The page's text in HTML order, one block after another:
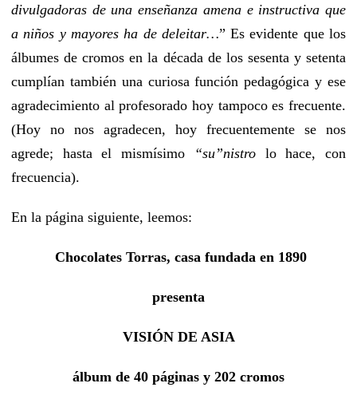
divulgadoras de una enseñanza amena e instructiva que
a niños y mayores ha de deleitar…” Es evidente que los
álbumes de cromos en la década de los sesenta y setenta
cumplían también una curiosa función pedagógica y ese
agradecimiento al profesorado hoy tampoco es frecuente.
(Hoy no nos agradecen, hoy frecuentemente se nos
agrede; hasta el mismísimo
“su”nistrolo hace, con
frecuencia).
En la página siguiente, leemos:
Chocolates Torras, casa fundada en 1890
presenta
VISIÓN DE ASIA
álbum de 40 páginas y 202 cromos